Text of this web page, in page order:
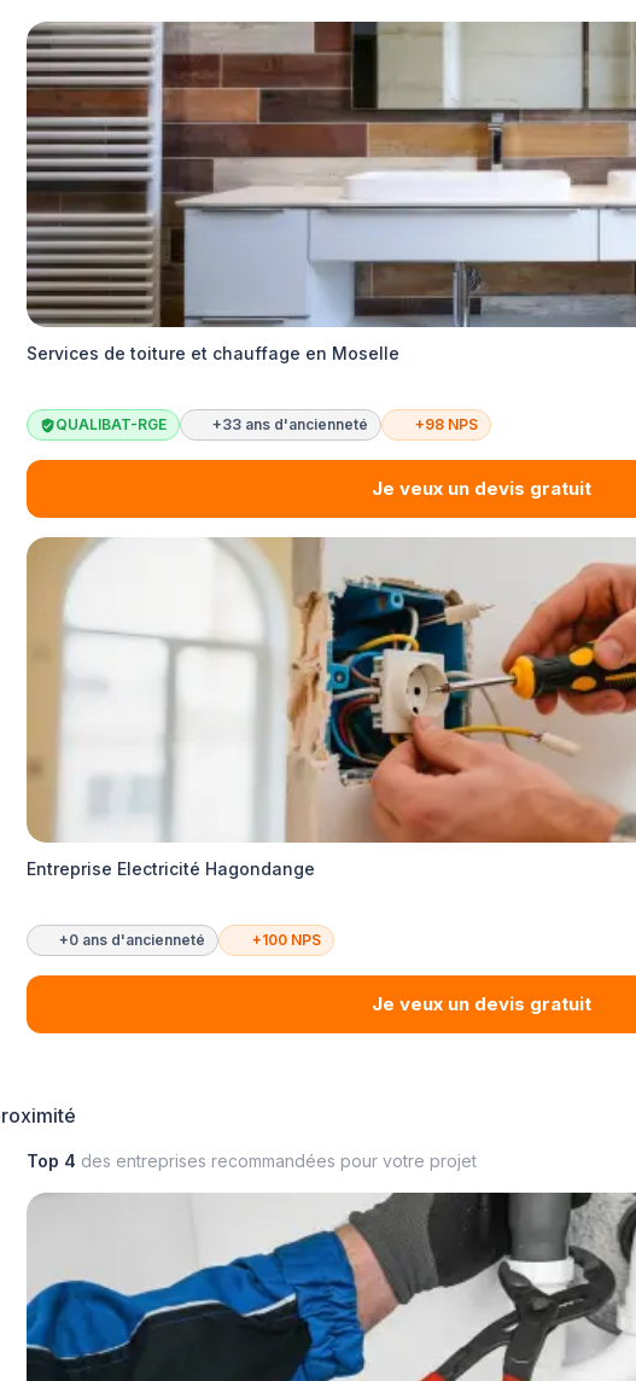
Services de toiture et chauffage en Moselle
QUALIBAT-RGE +33 ans d'ancienneté +98 NPS
Je veux un devis gratuit
Entreprise Electricité Hagondange
+0 ans d'ancienneté +100 NPS
Je veux un devis gratuit
Top 4 des entreprises recommandées pour votre projet